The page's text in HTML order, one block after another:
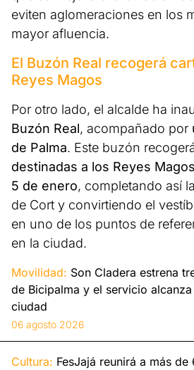
eviten aglomeraciones en los
mayor afluencia.
El Buzón Real recogerá
Reyes Magos
Por otro lado, el alcalde ha
Buzón Real, acompañado por
de Palma. Este buzón
destinadas a los Reyes Magos
5 de enero, completando así
de Cort y convirtiendo el
en uno de los puntos de
en la ciudad.
Movilidad: Son Cladera estrena
de Bicipalma y el servicio
ciudad
06 agosto 2026
Cultura: FesJajá reunirá a más